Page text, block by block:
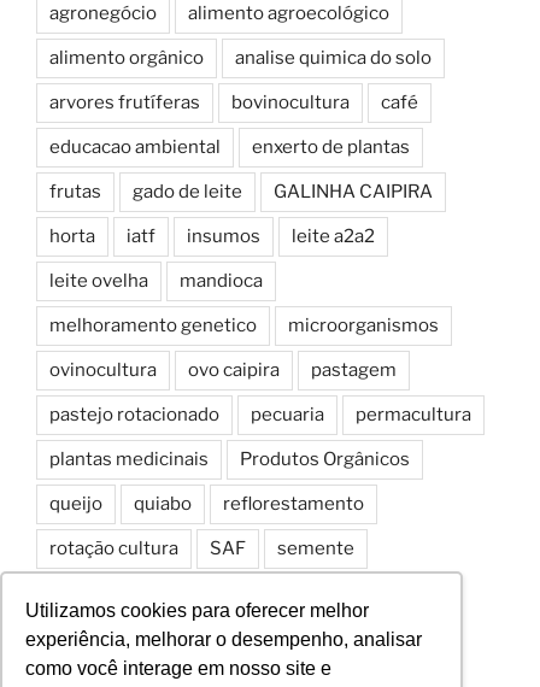
Utilizamos cookies para oferecer melhor
experiência, melhorar o desempenho, analisar
como você interage em nosso site e
agronegócio alimento agroecológico
alimento orgânico analise quimica do solo
arvores frutíferas bovinocultura café
educacao ambiental enxerto de plantas
frutas gado de leite GALINHA CAIPIRA
horta iatf insumos leite a2a2
leite ovelha mandioca
melhoramento genetico microorganismos
ovinocultura ovo caipira pastagem
pastejo rotacionado pecuaria permacultura
plantas medicinais Produtos Orgânicos
queijo quiabo reflorestamento
rotação cultura SAF semente